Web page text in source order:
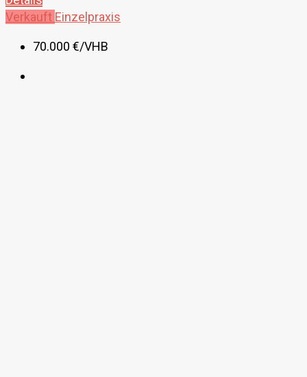
Verkauft Einzelpraxis
70.000 €/VHB